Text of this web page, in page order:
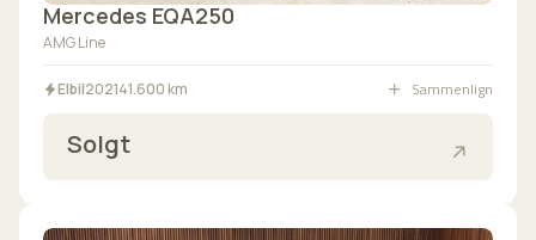
Mercedes EQA250
AMG Line
Elbil202141.600 km Sammenlign
Solgt